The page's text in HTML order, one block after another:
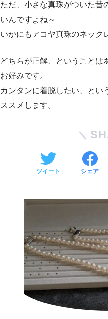
ただ、小さな真珠がついた昔
いんですよね～
いかにもアコヤ真珠のネック
どちらが正解、ということは
お好みです。
カンタンに着脱したい、とい
ススメします。
ツイート シェア